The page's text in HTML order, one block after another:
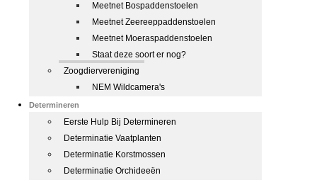
Meetnet Bospaddenstoelen
Meetnet Zeereeppaddenstoelen
Meetnet Moeraspaddenstoelen
Staat deze soort er nog?
Zoogdiervereniging
NEM Wildcamera's
Determineren
Eerste Hulp Bij Determineren
Determinatie Vaatplanten
Determinatie Korstmossen
Determinatie Orchideeën